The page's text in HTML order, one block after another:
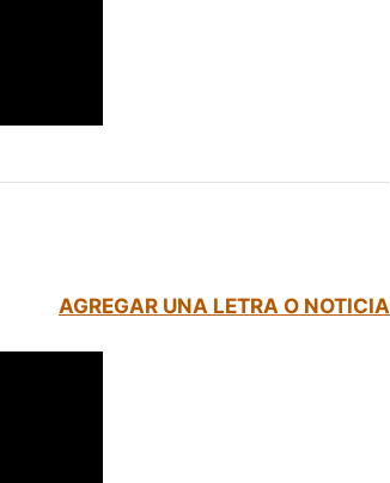
AGREGAR UNA LETRA O NOTICIA